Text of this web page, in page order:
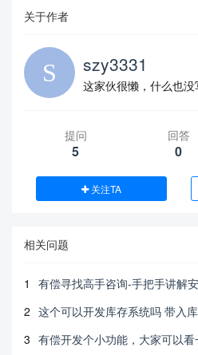
关于作者
szy3331
这家伙很懒，什么也没
提问
5
回答
0
关注TA
相关问题
1
有偿寻找高手咨询-手把手讲解
2 这个可以开发库存系统吗 带入
3 有偿开发个小功能，大家可以看